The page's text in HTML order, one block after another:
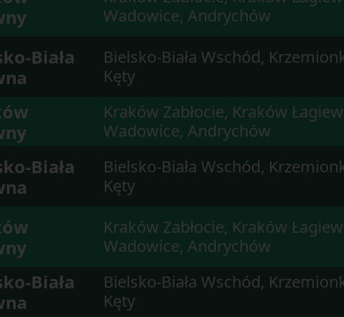
Wadowice, Andrychów
Biała
Bielsko-Biała Wschód,
Kęty
Kraków Zabłocie, Kraków
Wadowice, Andrychów
Biała
Bielsko-Biała Wschód,
Kęty
Kraków Zabłocie, Kraków
Wadowice, Andrychów
Biała
Bielsko-Biała Wschód,
Kęty